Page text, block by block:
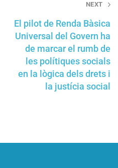
NEXT
El pilot de Renda Bàsica
Universal del Govern ha
de marcar el rumb de
les polítiques socials
en la lògica dels drets i
la justícia social